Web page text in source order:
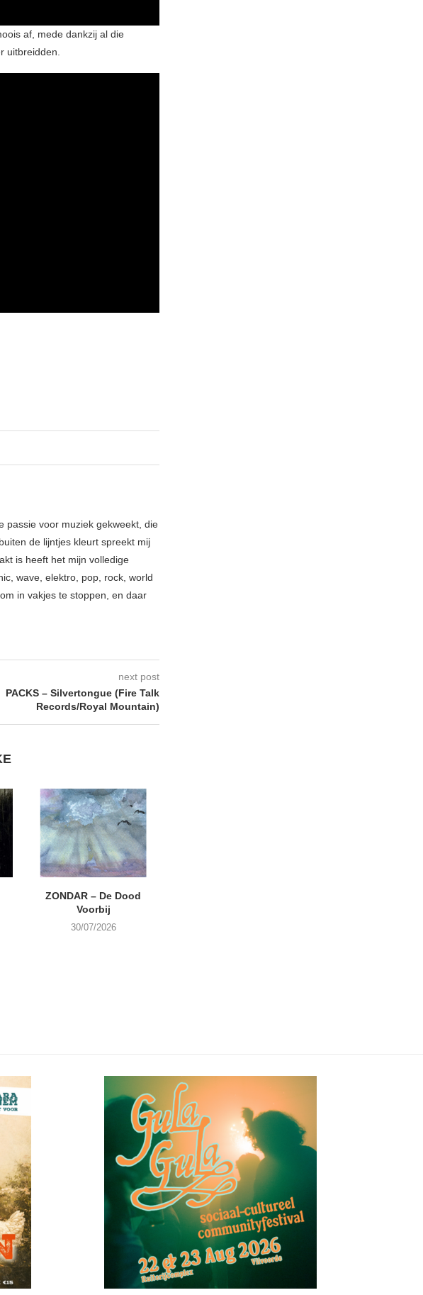
af, mede dankzij al die
uitbreidden.
passie voor muziek gekweekt, die
de lijntjes kleurt spreekt mij
is heeft het mijn volledige
wave, elektro, pop, rock, world
in vakjes te stoppen, en daar
next post
PACKS – Silvertongue (Fire Talk
Records/Royal Mountain)
ZONDAR – De Dood
Voorbij
30/07/2026